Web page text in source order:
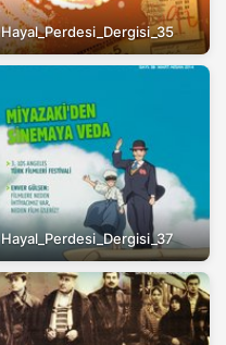
Hayal_Perdesi_Dergisi_35
Hayal_Perdesi_Dergisi_37